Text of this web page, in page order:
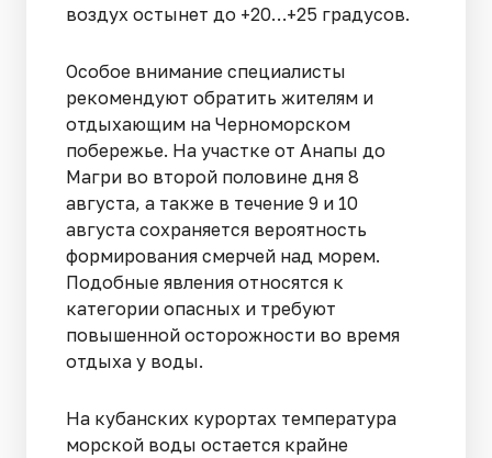
воздух остынет до +20…+25 градусов.
Особое внимание специалисты
рекомендуют обратить жителям и
отдыхающим на Черноморском
побережье. На участке от Анапы до
Магри во второй половине дня 8
августа, а также в течение 9 и 10
августа сохраняется вероятность
формирования смерчей над морем.
Подобные явления относятся к
категории опасных и требуют
повышенной осторожности во время
отдыха у воды.
На кубанских курортах температура
морской воды остается крайне